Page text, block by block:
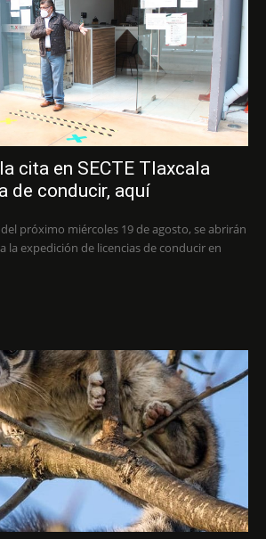
cita en SECTE Tlaxcala
de conducir, aquí
próximo miércoles 19 de agosto, se abrirán
la expedición de licencias de conducir en